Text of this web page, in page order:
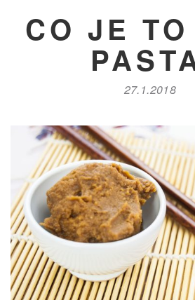
CO JE
27.1.2018